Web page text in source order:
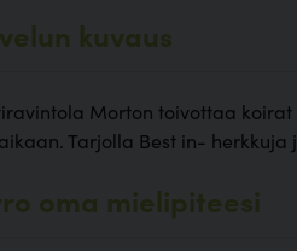
kuvaus
Morton toivottaa
Tarjolla Best in- herkkuja
oma mielipiteesi